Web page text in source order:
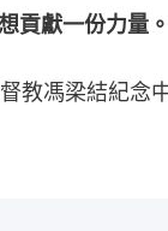
貢獻一份力量。
教馮梁結紀念